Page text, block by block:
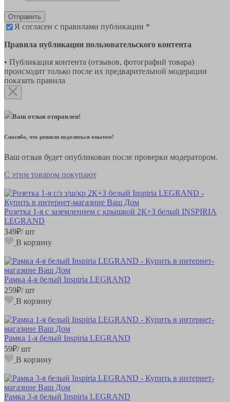
Отправить
Я согласен с правилами публикации *
Правила публикации пользовательского контента
• Публикация контента (отзывов, фотографий товара)
происходит только после их предварительной модерации
показать правила
Ваш отзыв отправлен!
Спасибо, что решили поделиться опытом!
Ваш отзыв будет опубликован после проверки модератором.
С этим товаром покупают
Розетка 1-я с заземлением с крышкой 2К+З белый INSPIRIA
LEGRAND
349₽/ шт
В корзину
Рамка 4-я белый Inspiria LEGRAND
259₽/ шт
В корзину
Рамка 1-я белый Inspiria LEGRAND
59₽/ шт
В корзину
Рамка 3-я белый Inspiria LEGRAND